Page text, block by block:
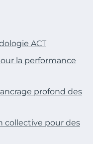
ACT
la performance
profond des
collective pour des